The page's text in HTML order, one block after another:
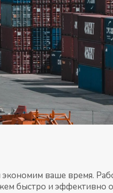
ваше время.
быстро и эффективно